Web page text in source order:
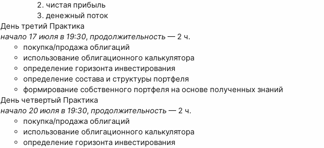
чистая прибыль
денежный поток
День третий Практика
начало 17 июля в 19:30, продолжительность — 2 ч.
покупка/продажа облигаций
использование облигационного калькулятора
определение горизонта инвестирования
определение состава и структуры портфеля
формирование собственного портфеля на основе полученных знаний
День четвертый Практика
начало 20 июля в 19:30, продолжительность — 2 ч.
покупка/продажа облигаций
использование облигационного калькулятора
определение горизонта инвестирования